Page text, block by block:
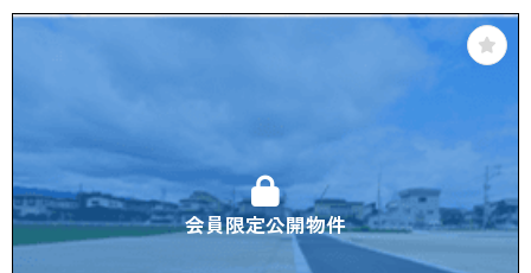
会員限定公開物件